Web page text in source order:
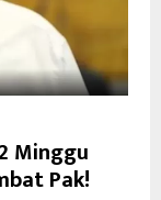
Minggu
Pak!